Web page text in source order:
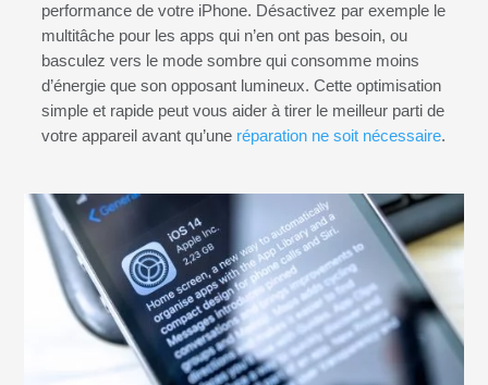
performance de votre iPhone. Désactivez par exemple le
multitâche pour les apps qui n’en ont pas besoin, ou
basculez vers le mode sombre qui consomme moins
d’énergie que son opposant lumineux. Cette optimisation
simple et rapide peut vous aider à tirer le meilleur parti de
votre appareil avant qu’une réparation ne soit nécessaire.